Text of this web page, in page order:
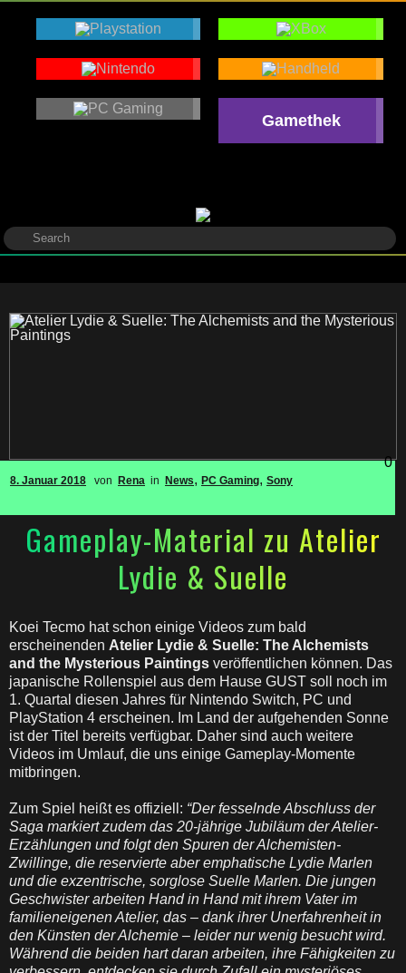
Gamethek
8. Januar 2018 von Rena in News, PC Gaming, Sony
0
Gameplay-Material zu Atelier
Lydie & Suelle
Koei Tecmo hat schon einige Videos zum bald
erscheinenden Atelier Lydie & Suelle: The Alchemists
and the Mysterious Paintings veröffentlichen können. Das
japanische Rollenspiel aus dem Hause GUST soll noch im
1. Quartal diesen Jahres für Nintendo Switch, PC und
PlayStation 4 erscheinen. Im Land der aufgehenden Sonne
ist der Titel bereits verfügbar. Daher sind auch weitere
Videos im Umlauf, die uns einige Gameplay-Momente
mitbringen.
Zum Spiel heißt es offiziell: “Der fesselnde Abschluss der
Saga markiert zudem das 20-jährige Jubiläum der Atelier-
Erzählungen und folgt den Spuren der Alchemisten-
Zwillinge, die reservierte aber emphatische Lydie Marlen
und die exzentrische, sorglose Suelle Marlen. Die jungen
Geschwister arbeiten Hand in Hand mit ihrem Vater im
familieneigenen Atelier, das – dank ihrer Unerfahrenheit in
den Künsten der Alchemie – leider nur wenig besucht wird.
Während die beiden hart daran arbeiten, ihre Fähigkeiten zu